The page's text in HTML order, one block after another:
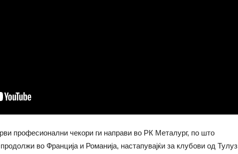
професионални чекори ги направи во РК Металург, по што
во Франција и Романија, настапувајќи за клубови од Тулуз